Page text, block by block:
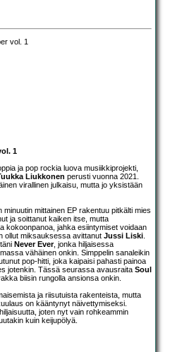
1
ja pop rockia luova musiikkiprojekti,
Liukkonen perusti vuonna 2021.
virallinen julkaisu, mutta jo yksistään
mittainen EP rakentuu pitkälti mies
ja soittanut kaiken itse, mutta
kokoonpanoa, jahka esiintymiset voidaan
ollut miksauksessa avittanut Jussi Liski
Never Ever, jonka hiljaisessa
vähäinen onkin. Simppelin sanaleikin
pop-hitti, joka kaipaisi pahasti painoa
jotenkin. Tässä seurassa avausraita Soul
biisin rungolla ansionsa onkin.
ja riisutuista rakenteista, mutta
on kääntynyt näivettymiseksi.
joten nyt vain rohkeammin
kuin keijupölyä.